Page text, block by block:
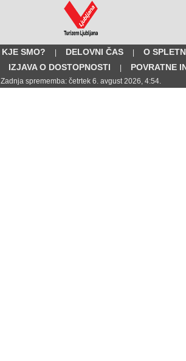
KJE SMO? | DELOVNI ČAS |
O
IZJAVA O DOSTOPNOSTI | POVRATNE
Zadnja sprememba: četrtek 6. avgust 2026, 4:54.